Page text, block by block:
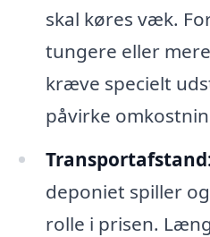
skal køres væk.
tungere eller
kræve specielt
påvirke
deponiet spiller
rolle i prisen.